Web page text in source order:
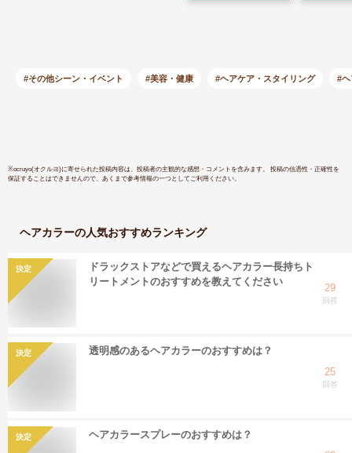
色 春カラ
#その他シーン・イベント #美容・健康 #ヘアケア・スタイリング #ヘ
※ocruyo(オクルヨ)に寄せられた投稿内容は、投稿者の主観的な感想・コメントを含みます。 投稿の信憑性・正確性を
保証することはできませんので、あくまで参考情報の一つとしてご利用ください。
ヘアカラーの人気おすすめランキング
決定
ドラックストアなどで買えるヘアカラー長持ちト
リートメントのおすすめを教えてください
29
回答
決定
透明感のあるヘアカラーのおすすめは？
25
回答
決定
ヘアカラースプレーのおすすめは？